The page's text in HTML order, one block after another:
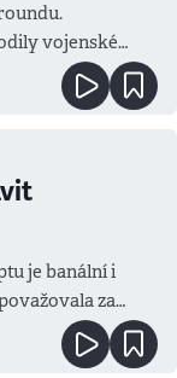
vojenské
je banální i
za